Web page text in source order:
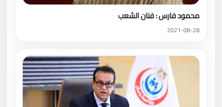
محمود فارس : فنان الشعب
2021-08-28